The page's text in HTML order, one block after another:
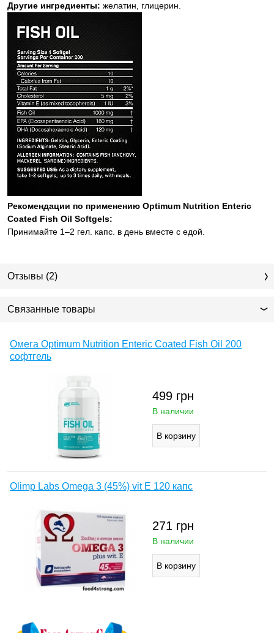
Другие ингредиенты: желатин, глицерин.
Рекомендации по применению Optimum Nutrition Enteric
Coated Fish Oil Softgels:
Принимайте 1–2 гел. капс. в день вместе с едой.
Отзывы (2)
Связанные товары
Омега Optimum Nutrition Enteric Coated Fish Oil 200
софтгель
499 грн
В наличии
Olimp Labs Omega 3 (45%) vit E 120 капс
271 грн
В наличии